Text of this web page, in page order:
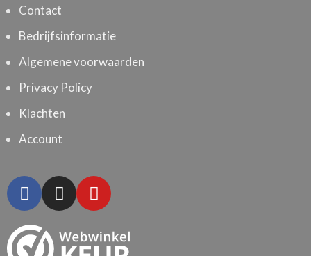
Contact
Bedrijfsinformatie
Algemene voorwaarden
Privacy Policy
Klachten
Account